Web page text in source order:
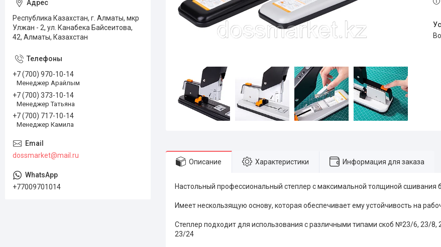
Описание Характеристики Информация для заказа
Настольный профессиональный степлер с максимальной толщиной сшивания
Имеет нескользящую основу, которая обеспечивает ему устойчивость на
Степлер подходит для использования с различными типами скоб №23/6, 23/8,
23/24
Республика Казахстан, г. Алматы, мкр
Улжан - 2, ул. Канабека Байсеитова,
42, Алматы, Казахстан
+7 (700) 970-10-14
Менеджер Арайлым
+7 (700) 373-10-14
Менеджер Татьяна
+7 (700) 717-10-14
Менеджер Камила
dossmarket@mail.ru
+77009701014